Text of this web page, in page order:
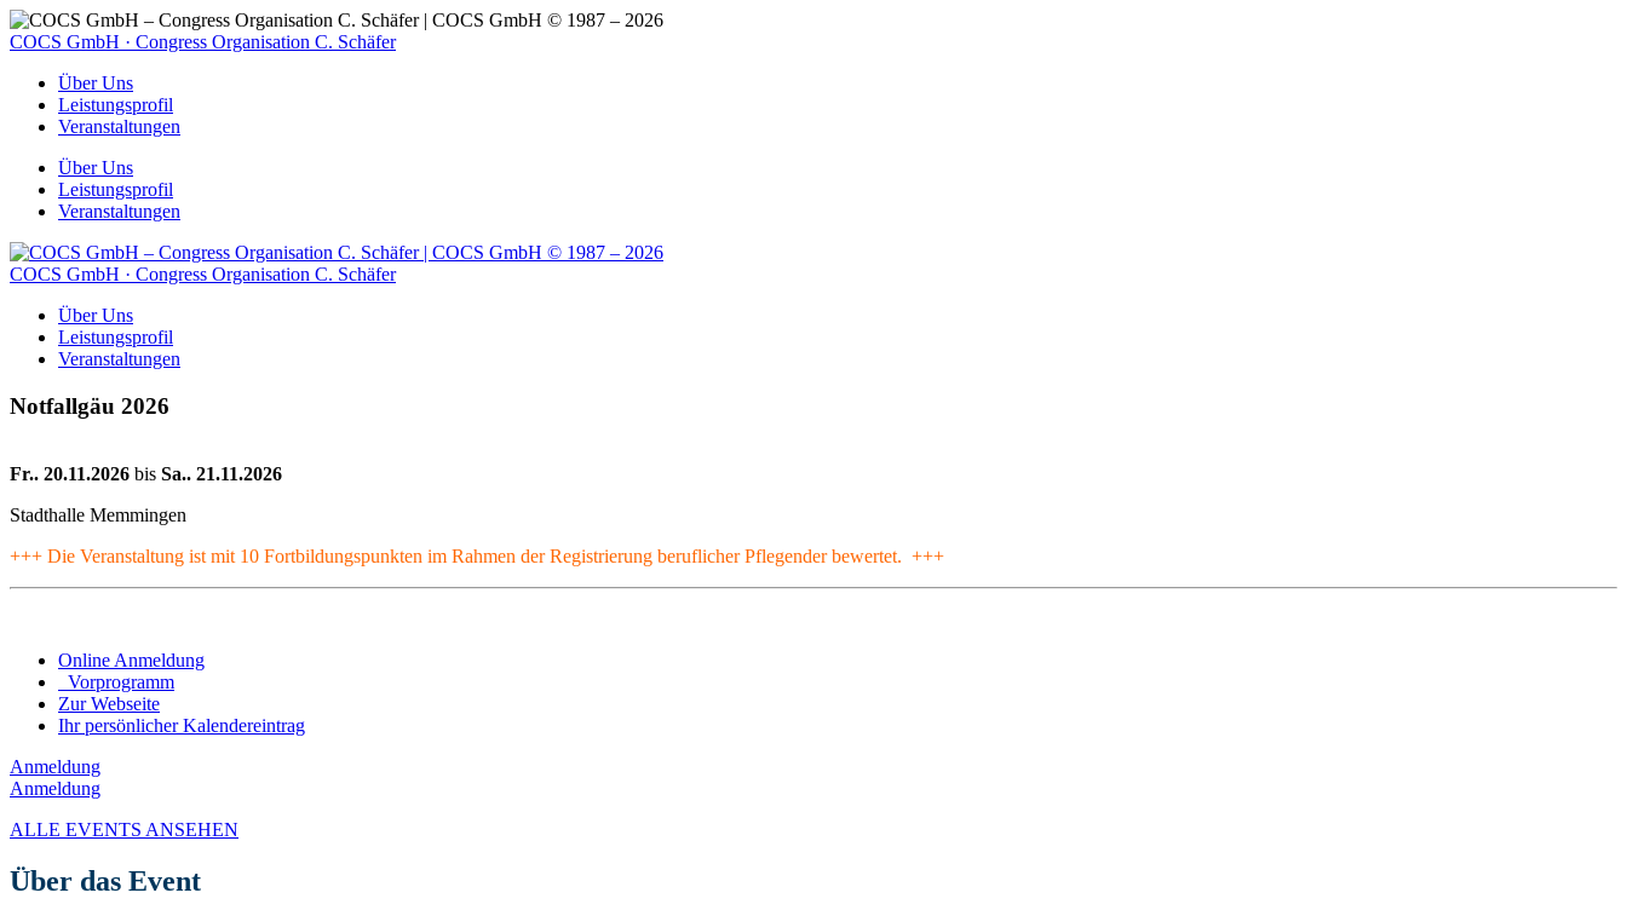
COCS GmbH · Congress Organisation C. Schäfer
Über Uns
Leistungsprofil
Veranstaltungen
Über Uns
Leistungsprofil
Veranstaltungen
COCS GmbH · Congress Organisation C. Schäfer
Über Uns
Leistungsprofil
Veranstaltungen
Notfallgäu 2026
Fr.. 20.11.2026 bis Sa.. 21.11.2026
Stadthalle Memmingen
+++ Die Veranstaltung ist mit 10 Fortbildungspunkten im Rahmen der Registrierung beruflicher Pflegender bewertet. +++
Online Anmeldung
Vorprogramm
Zur Webseite
Ihr persönlicher Kalendereintrag
Anmeldung
Anmeldung
ALLE EVENTS ANSEHEN
Über das Event